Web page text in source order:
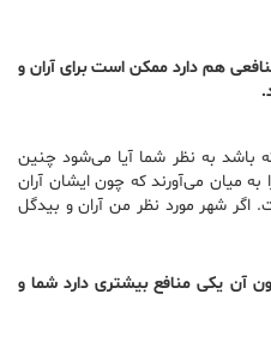
هم دارد ممکن است برای آران و
باشد به نظر شما آیا می‌شود چنین
میان می‌آورند که چون ایشان آران
شهر مورد نظر من آران و بیدگل
آن یکی منافع بیشتری دارد شما و